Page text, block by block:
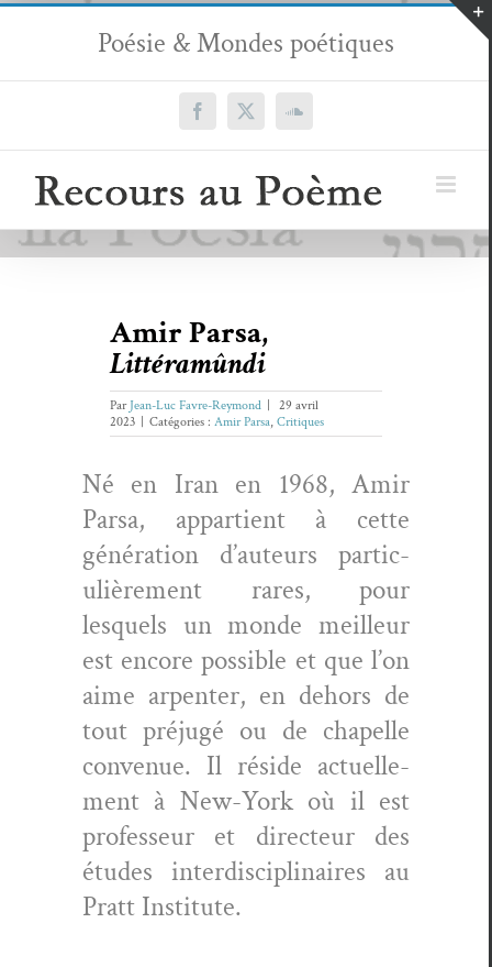
Passer
contenu
Poésie & Mondes poétiques
Facebook
X SoundCloud
Amir Parsa,
Littéramûndi
Par Jean-Luc Favre-Reymond
29 avril
2023
Catégories : Amir Parsa, Critiques
Né en Iran en 1968, Amir
Parsa, appar­tient à cette
généra­tion d’auteurs par­ti­c­
ulière­ment rares, pour
lesquels un monde meilleur
est encore pos­si­ble et que l’on
aime arpen­ter, en dehors de
tout préjugé ou de chapelle
con­v­enue. Il réside actuelle­
ment à New-York où il est
pro­fesseur et directeur des
études inter­dis­ci­plinaires au
Pratt Institute.